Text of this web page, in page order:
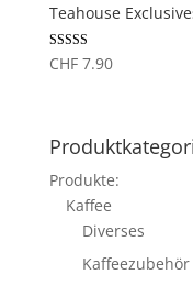
Teahouse
Bewertung
5.00
CHF7.90
Produkte:
Kaffee
Diverses
Kaffeezubehör